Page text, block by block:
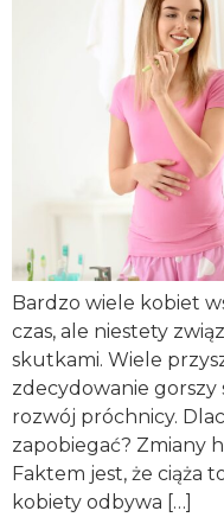
Bardzo wiele kobiet
czas, ale niestety
skutkami. Wiele
zdecydowanie gorszy
rozwój próchnicy.
zapobiegać? Zmiany
Faktem jest, że ciąża
kobiety odbywa […]